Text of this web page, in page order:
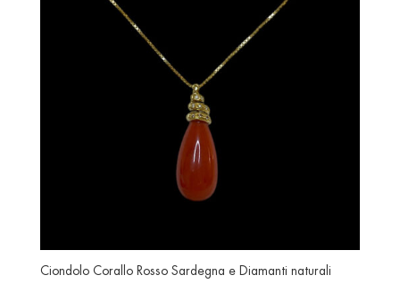
Ciondolo Corallo Rosso Sardegna e Diamanti naturali